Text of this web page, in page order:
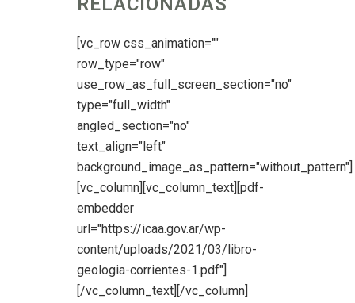
[vc_row css_animation=""
row_type="row"
use_row_as_full_screen_section="no"
type="full_width"
angled_section="no"
text_align="left"
background_image_as_pattern="without_pattern"]
[vc_column][vc_column_text][pdf-
embedder
url="https://icaa.gov.ar/wp-
content/uploads/2021/03/libro-
geologia-corrientes-1.pdf"]
[/vc_column_text][/vc_column]